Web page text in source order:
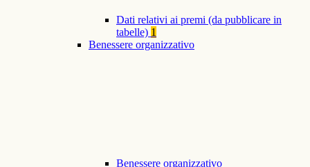
Dati relativi ai premi (da pubblicare in
tabelle) 1
Benessere organizzativo
Benessere organizzativo